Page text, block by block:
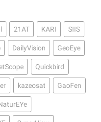
21AT KARI SIIS
DailyVision GeoEye
Quickbird
kazeosat GaoFen